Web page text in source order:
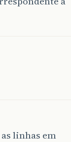
linhas em